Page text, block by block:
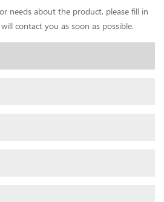
needs about the product, please fill in
contact you as soon as possible.